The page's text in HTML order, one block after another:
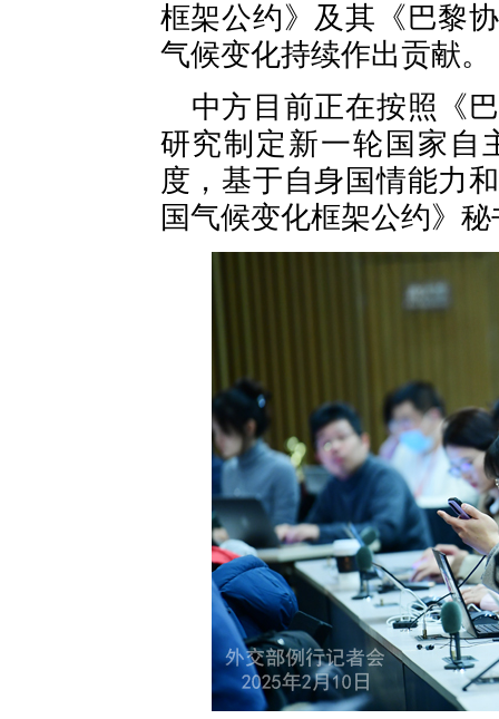
框架公约》及其《巴黎
气候变化持续作出贡献。
中方目前正在按照《
研究制定新一轮国家自
度，基于自身国情能力
国气候变化框架公约》